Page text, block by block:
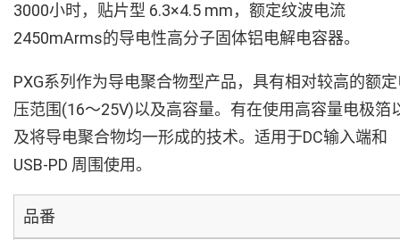
3000小时，贴片型 6.3×4.5 mm，额定纹波电流
2450mArms的导电性高分子固体铝电解电容器。
PXG系列作为导电聚合物型产品，具有相对较高的额
压范围(16～25V)以及高容量。有在使用高容量电极箔
及将导电聚合物均一形成的技术。适用于DC输入端和
USB-PD 周围使用。
品番